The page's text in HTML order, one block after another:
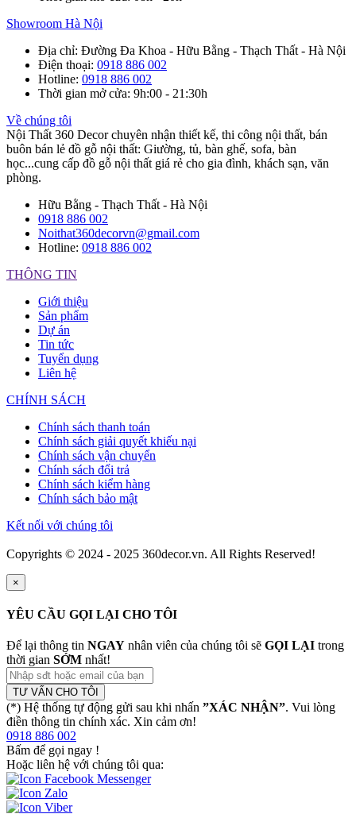
Showroom Hà Nội
Địa chỉ: Đường Đa Khoa - Hữu Bằng - Thạch Thất - Hà Nội
Điện thoại: 0918 886 002
Hotline: 0918 886 002
Thời gian mở cửa: 9h:00 - 21:30h
Về chúng tôi
Nội Thất 360 Decor chuyên nhận thiết kế, thi công nội thất, bán
buôn bán lẻ đồ gỗ nội thất: Giường, tủ, bàn ghế, sofa, bàn
học...cung cấp đồ gỗ nội thất giá rẻ cho gia đình, khách sạn, văn
phòng.
Hữu Bằng - Thạch Thất - Hà Nội
0918 886 002
Noithat360decorvn@gmail.com
Hotline: 0918 886 002
THÔNG TIN
Giới thiệu
Sản phẩm
Dự án
Tin tức
Tuyển dụng
Liên hệ
CHÍNH SÁCH
Chính sách thanh toán
Chính sách giải quyết khiếu nại
Chính sách vận chuyển
Chính sách đổi trả
Chính sách kiểm hàng
Chính sách bảo mật
Kết nối với chúng tôi
Copyrights © 2024 - 2025 360decor.vn. All Rights Reserved!
×
YÊU CẦU GỌI LẠI CHO TÔI
Để lại thông tin NGAY nhân viên của chúng tôi sẽ GỌI LẠI trong
thời gian SỚM nhất!
TƯ VẤN CHO TÔI
(*) Hệ thống tự động gửi sau khi nhấn ”XÁC NHẬN”. Vui lòng
điền thông tin chính xác. Xin cảm ơn!
0918 886 002
Bấm để gọi ngay !
Hoặc liên hệ với chúng tôi qua: